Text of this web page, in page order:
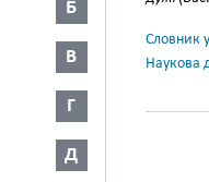
Б
В
Г
Д
Словник
Наукова